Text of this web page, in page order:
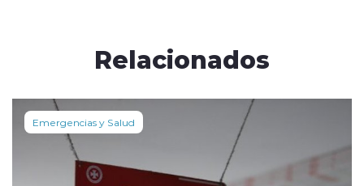
Relacionados
Emergencias y Salud